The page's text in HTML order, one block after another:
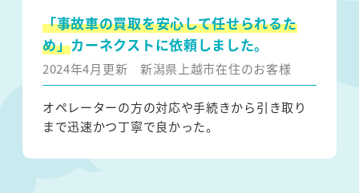
「事故車の買取を安心して任せられるた
め」カーネクストに依頼しました。
2024年4月更新 新潟県上越市在住のお客様
オペレーターの方の対応や手続きから引き取り
まで迅速かつ丁寧で良かった。